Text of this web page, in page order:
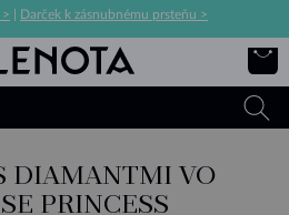
Darček k zásnubnému prsteňu >
DIAMANTMI VO
PRINCESS